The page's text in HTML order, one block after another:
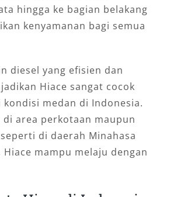
hingga ke bagian belakang
kenyamanan bagi semua
diesel yang efisien dan
Hiace sangat cocok
medan di Indonesia.
di area perkotaan maupun
di daerah Minahasa
mampu melaju dengan